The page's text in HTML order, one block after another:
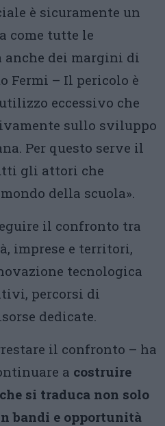
è sicuramente un
come tutte le
anche dei margini di
Fermi – Il pericolo è
eccessivo che
sullo sviluppo
Per questo serve il
gli attori che
della scuola».
il confronto tra
imprese e territori,
tecnologica
percorsi di
dedicate.
il confronto – ha
a costruire
si traduca non solo
bandi e opportunità